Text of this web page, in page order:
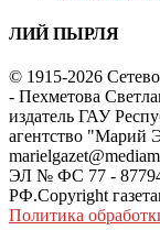
ЛИЙ ПЫРЛЯ
© 1915-2026
- Пехметова
издатель ГАУ
агентство "Марий
ЭЛ № ФС 77 - 87794
РФ.Copyright
Политика